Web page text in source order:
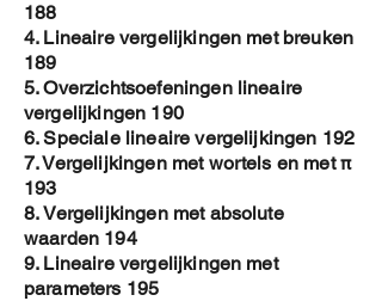
188
4. Lineaire vergelijkingen met breuken
189
5. Overzichtsoefeningen lineaire
vergelijkingen 190
6. Speciale lineaire vergelijkingen 192
7. Vergelijkingen met wortels en met π
193
8. Vergelijkingen met absolute
waarden 194
9. Lineaire vergelijkingen met
parameters 195